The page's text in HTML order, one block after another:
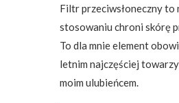
Filtr przeciwsłoneczny to
stosowaniu chroni skórę
To dla mnie element
letnim najczęściej
moim ulubieńcem.